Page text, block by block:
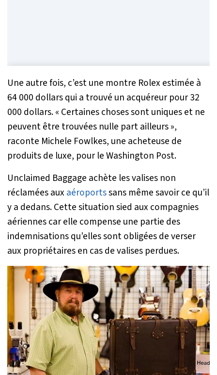
Une autre fois, c’est une montre Rolex estimée à
64 000 dollars qui a trouvé un acquéreur pour 32
000 dollars. « Certaines choses sont uniques et ne
peuvent être trouvées nulle part ailleurs»,
raconte Michele Fowlkes, une acheteuse de
produits de luxe, pour leWashington Post.
Unclaimed Baggage achète les valises non
réclamées aux aéroportssans même savoir ce qu’il
y a dedans. Cette situation sied aux compagnies
aériennes car elle compense une partie des
indemnisations qu’elles sont obligées de verser
aux propriétaires en cas de valises perdues.